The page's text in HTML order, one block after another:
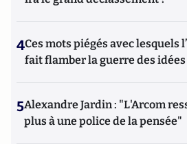
4Ces mots piégés avec lesquels
fait flamber la guerre des idées
5Alexandre Jardin : "L'Arcom
plus à une police de la pensée"